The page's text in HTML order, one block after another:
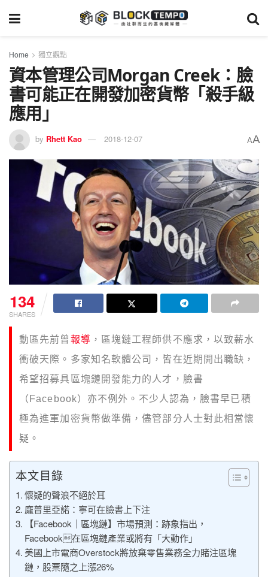
Home 獨立觀點
資本管理公司Morgan Creek：臉
書可能正在開發加密貨幣「殺手級
應用」
by Rhett Kao 2018-12-07 AA
134
SHARES
動區先前曾 報導 ，區塊鏈工程師供不應求，以致薪水
衝破天際。多家知名軟體公司，皆在近期開出職缺，
希望招募具區塊鏈開發能力的人才，臉書
（Facebook）亦不例外。不少人認為，臉書早已積
極為進軍加密貨幣做準備，儘管部分人士對此相當懷
疑。
本文目錄
懷疑的聲浪不絕於耳
龐普里亞諾：寧可在臉書上下注
【Facebook｜區塊鏈】市場預測：跡象指出，
Facebook在區塊鏈產業或將有「大動作」
美國上市電商Overstock將放棄零售業務全力賭注區塊
鏈，股票隨之上漲26%